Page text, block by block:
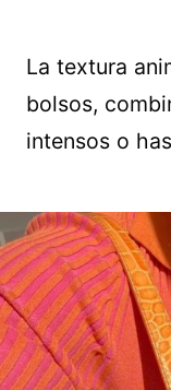
La textura
bolsos,
intensos o